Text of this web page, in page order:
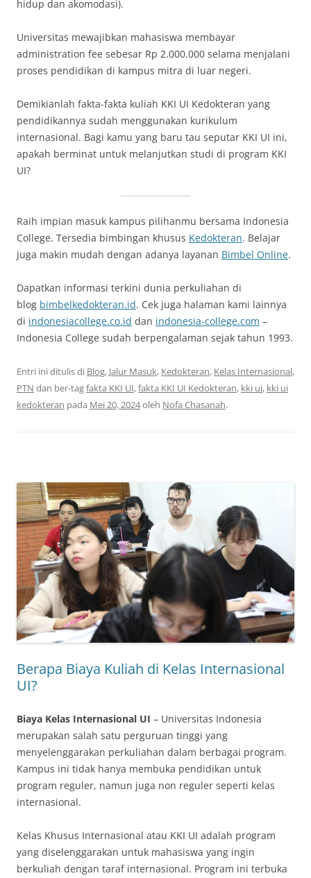
hidup dan akomodasi).
Universitas mewajibkan mahasiswa membayar
administration fee sebesar Rp 2.000.000 selama menjalani
proses pendidikan di kampus mitra di luar negeri.
Demikianlah fakta-fakta kuliah KKI UI Kedokteran yang
pendidikannya sudah menggunakan kurikulum
internasional. Bagi kamu yang baru tau seputar KKI UI ini,
apakah berminat untuk melanjutkan studi di program KKI
UI?
Raih impian masuk kampus pilihanmu bersama Indonesia
College. Tersedia bimbingan khusus Kedokteran. Belajar
juga makin mudah dengan adanya layanan Bimbel Online.
Dapatkan informasi terkini dunia perkuliahan di
blog bimbelkedokteran.id. Cek juga halaman kami lainnya
di indonesiacollege.co.id dan indonesia-college.com –
Indonesia College sudah berpengalaman sejak tahun 1993.
Entri ini ditulis di Blog, Jalur Masuk, Kedokteran, Kelas Internasional,
PTN dan ber-tagfakta KKI UI,fakta KKI UI Kedokteran, kki ui, kki ui
kedokteran pada Mei 20, 2024oleh Nofa Chasanah.
Berapa Biaya Kuliah di Kelas Internasional
UI?
Biaya Kelas Internasional UI – Universitas Indonesia
merupakan salah satu perguruan tinggi yang
menyelenggarakan perkuliahan dalam berbagai program.
Kampus ini tidak hanya membuka pendidikan untuk
program reguler, namun juga non reguler seperti kelas
internasional.
Kelas Khusus Internasional atau KKI UI adalah program
yang diselenggarakan untuk mahasiswa yang ingin
berkuliah dengan taraf internasional. Program ini terbuka